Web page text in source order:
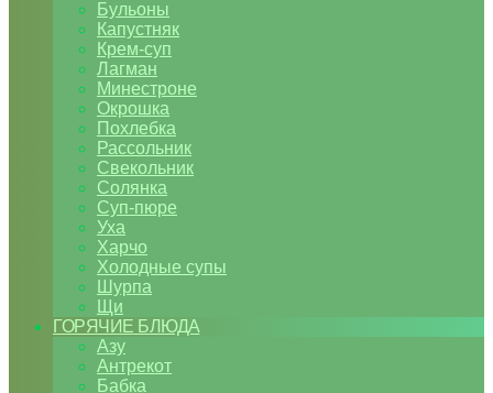
Бульоны
Капустняк
Крем-суп
Лагман
Минестроне
Окрошка
Похлебка
Рассольник
Свекольник
Солянка
Суп-пюре
Уха
Харчо
Холодные супы
Шурпа
Щи
ГОРЯЧИЕ БЛЮДА
Азу
Антрекот
Бабка